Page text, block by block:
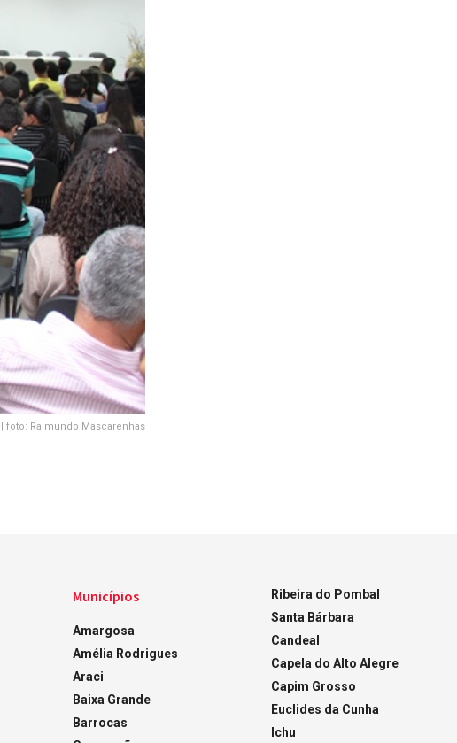
foto: Raimundo Mascarenhas
Municípios
Amargosa
Amélia Rodrigues
Araci
Baixa Grande
Barrocas
Ribeira do Pombal
Santa Bárbara
Candeal
Capela do Alto Alegre
Capim Grosso
Euclides da Cunha
Ichu